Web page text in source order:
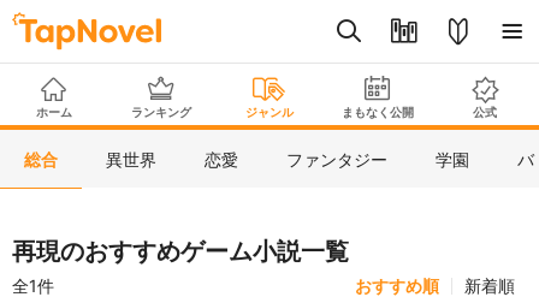
ホーム ランキング ジャンル まもなく公開 公式
総合 異世界 恋愛 ファンタジー 学園 バ
再現のおすすめゲーム小説一覧
全1件 おすすめ順 新着順